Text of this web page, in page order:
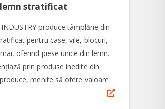
stratificat
produce tâmplărie din
pentru case, vile, blocuri,
oferind piese unice din lemn.
prin produse inedite din
menite să ofere valoare